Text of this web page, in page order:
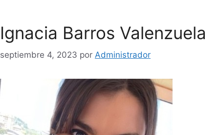
Ignacia Barros Valenzuela
septiembre 4, 2023 por Administrador